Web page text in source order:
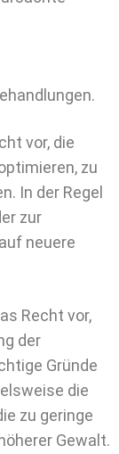
vor, die
zu
In der Regel
zur
neuere
Recht vor,
der
Gründe
die
zu geringe
Gewalt.